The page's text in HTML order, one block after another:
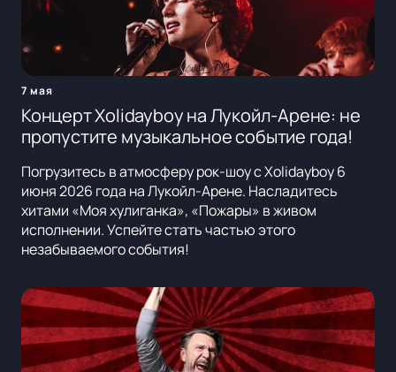
7 мая
Концерт Xolidayboy на Лукойл-Арене: не
пропустите музыкальное событие года!
Погрузитесь в атмосферу рок-шоу с Xolidayboy 6
июня 2026 года на Лукойл-Арене. Насладитесь
хитами «Моя хулиганка», «Пожары» в живом
исполнении. Успейте стать частью этого
незабываемого события!